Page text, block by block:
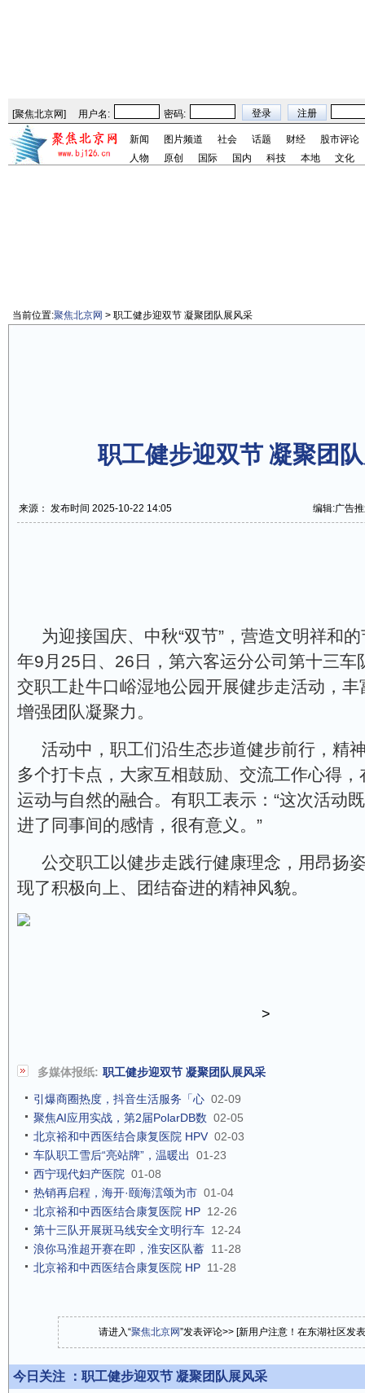
[聚焦北京网] 用户名: 密码:
新闻 图片频道 社会 话题 财经
股市评论
人物
原创 国际 国内 科技 本地 文化
当前位置:聚焦北京网 > 职工健步迎双节 凝聚团队展风采
职工健步迎双节 凝聚团
来源： 发布时间 2025-10-22 14:05 编辑:广告
为迎接国庆、中秋“双节”，营造文明祥和
年9月25日、26日，第六客运分公司第十三车
交职工赴牛口峪湿地公园开展健步走活动，
增强团队凝聚力。
活动中，职工们沿生态步道健步前行，精
多个打卡点，大家互相鼓励、交流工作心得
运动与自然的融合。有职工表示：“这次活动
进了同事间的感情，很有意义。”
公交职工以健步走践行健康理念，用昂扬
现了积极向上、团结奋进的精神风貌。
>
多媒体报纸: 职工健步迎双节 凝聚团队展风采
引爆商圈热度，抖音生活服务「心 02-09
聚焦AI应用实战，第2届PolarDB数 02-05
北京裕和中西医结合康复医院 HPV 02-03
车队职工雪后“亮站牌”，温暖出
01-23
西宁现代妇产医院 01-08
热销再启程，海开·颐海澐颂为市 01-04
北京裕和中西医结合康复医院 HP 12-26
第十三队开展斑马线安全文明行车 12-24
浪你马淮超开赛在即，淮安区队蓄 11-28
北京裕和中西医结合康复医院 HP 11-28
请进入“聚焦北京网”发表评论>> [新用户注意！在东湖社区发
今日关注 ： 职工健步迎双节 凝聚团队展风采